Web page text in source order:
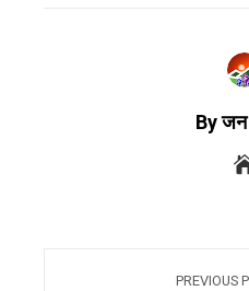
By जन
PREVIOUS